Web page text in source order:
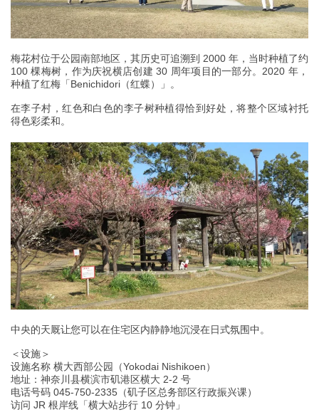
梅花村位于公园南部地区，其历史可追溯到 2000 年，当时种植了约
100 棵梅树，作为庆祝横店创建 30 周年项目的一部分。2020 年，
种植了红梅「Benichidori（红蝶）」。
在李子村，红色和白色的李子树种植得恰到好处，将整个区域衬托
得色彩柔和。
中央的天厩让您可以在住宅区内静静地沉浸在日式氛围中。
＜设施＞
设施名称 横大西部公园（Yokodai Nishikoen）
地址：神奈川县横滨市矶港区横大 2-2 号
电话号码 045-750-2335（矶子区总务部区行政振兴课）
访问 JR 根岸线「横大站步行 10 分钟」